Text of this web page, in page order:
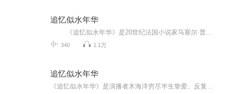
追忆似水年华
340 1.1万
追忆似水年华